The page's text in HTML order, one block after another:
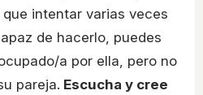
intentar varias veces
de hacerlo, puedes
a por ella, pero no
pareja. Escucha y cree